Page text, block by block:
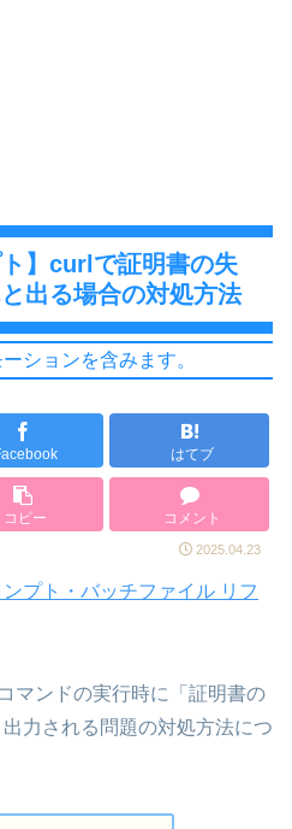
ト】curlで証明書の失
出る場合の対処方法
ションを含みます。
はてブ
コピー コメント
2025.04.23
プト・バッチファイル リフ
マンドの実行時に「証明書の
力される問題の対処方法につ